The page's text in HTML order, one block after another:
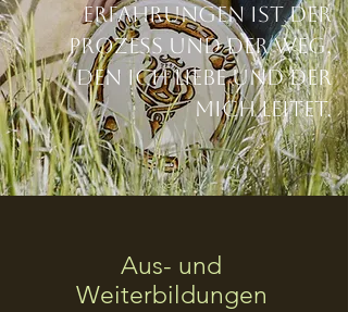
Erfahrungen ist der
Prozess und der Weg,
den ich liebe und der
mich leitet.​
Aus- und
Weiterbildungen